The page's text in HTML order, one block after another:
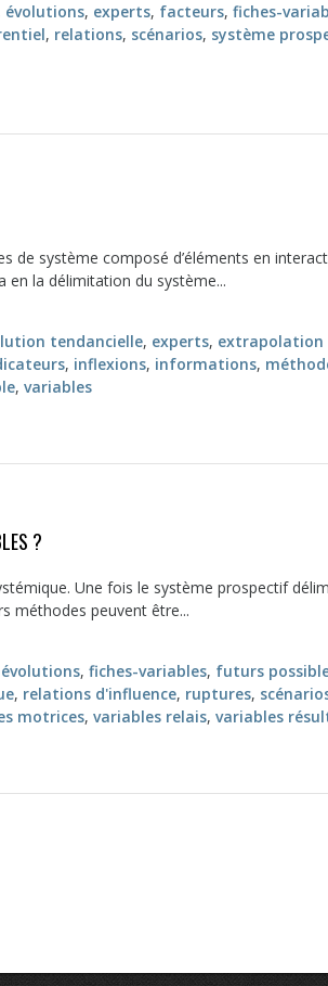
évolutions, experts, facteurs, fiches-
, relations, scénarios, système
de système composé d’éléments en
la délimitation du système...
tendancielle, experts, extrapolation
, inflexions, informations,
, variables
?
Une fois le système prospectif
méthodes peuvent être...
évolutions, fiches-variables, futurs
, relations d'influence, ruptures,
motrices, variables relais, variables